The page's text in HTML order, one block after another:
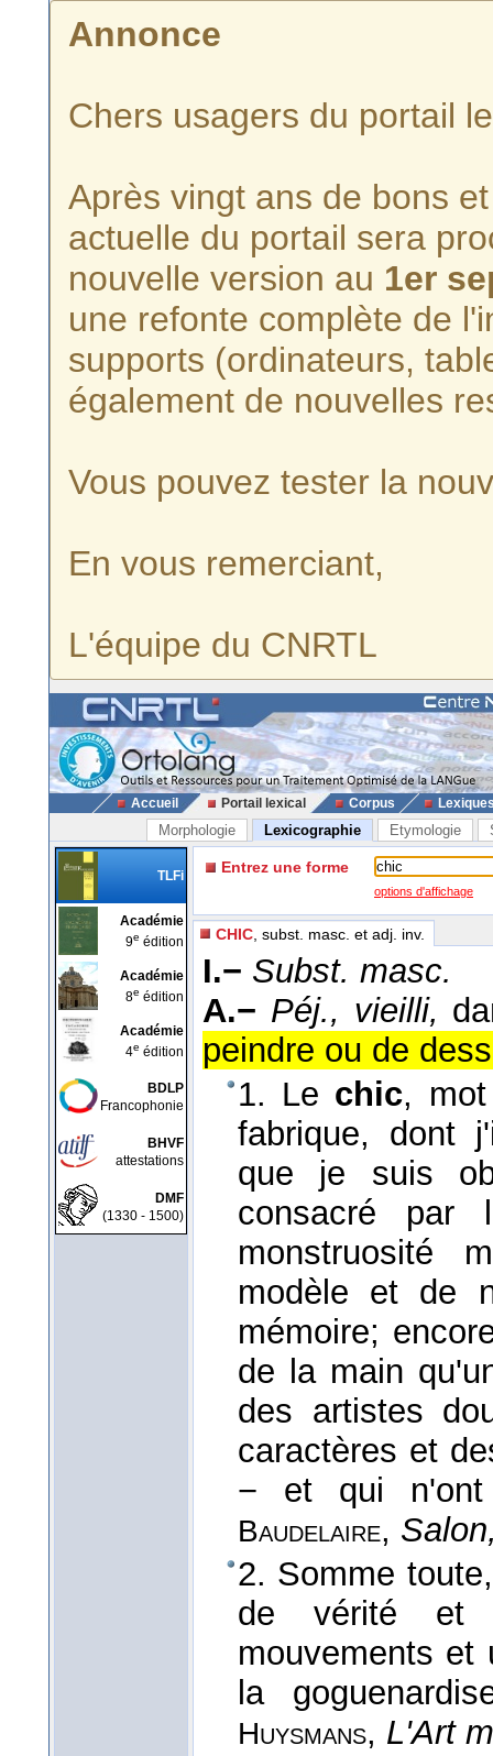
Annonce
Chers usagers du portail
Après vingt ans de bons
actuelle du portail sera
nouvelle version au 1er
une refonte complète de
supports (ordinateurs,
également de nouvelles
Vous pouvez tester la
En vous remerciant,
L'équipe du CNRTL
Accueil Portail lexical Corpus
Morphologie Lexicographie Etymologie
TLFi
Académie
9e édition
Académie
8e édition
Académie
4e édition
BDLP
Francophonie
BHVF
attestations
DMF
(1330 - 1500)
Entrez une forme
options d'affichage
CHIC , subst. masc. et adj. inv.
I.− Subst. masc.
A.− Péj., vieilli,
peindre ou de
1. Le chic,
fabrique, dont
que je suis
consacré par
monstruosité
modèle et de
mémoire;
de la main
des artistes
caractères et
− et qui
Baudelaire,
2. Somme
de vérité
mouvements et
la
Huysmans, L'Art